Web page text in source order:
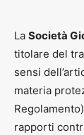
La Società
titolare del
sensi
materia
rapporti